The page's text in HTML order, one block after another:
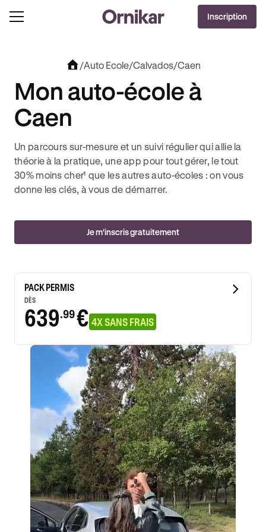
OFFRE EXCLUSIVE
OFFERTS AVEC REVOLUT + 3 MOIS DEEZER PREMIUM OFFERTS* !J'EN PROFITE !
Inscription
/Auto Ecole/Calvados/Caen
Mon auto-école à
Caen
Un parcours sur-mesure et un suivi régulier qui allie la
théorie à la pratique, une app pour tout gérer, le tout
30% moins cher¹ que les autres auto-écoles : on vous
donne les clés, à vous de démarrer.
Je m'inscris gratuitement
PACK PERMIS
DÈS
639.99€ 4X SANS FRAIS